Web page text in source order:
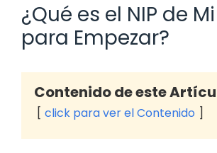
¿Qué es el NIP de
para Empezar?
Contenido de este
click para ver el Contenido